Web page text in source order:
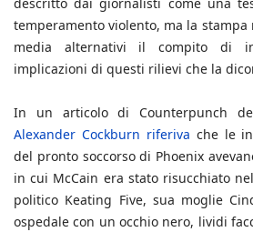
temperamento violento, ma la stampa
media alternativi il compito di
implicazioni di questi rilievi che la
In un articolo di Counterpunch
Alexander Cockburn riferiva che le
del pronto soccorso di Phoenix
in cui McCain era stato risucchiato
politico Keating Five, sua moglie
ospedale con un occhio nero, lividi